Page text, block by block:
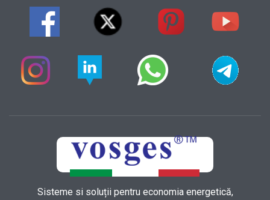
Sisteme si soluții pentru economia energetică,